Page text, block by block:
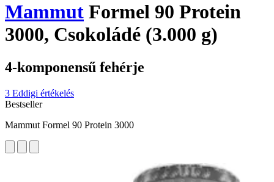
Mammut Formel 90 Protein
3000, Csokoládé (3.000 g)
4-komponensű fehérje
3 Eddigi értékelés
Bestseller
Mammut Formel 90 Protein 3000